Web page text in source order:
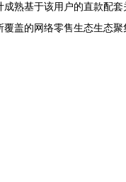
熟基于该用户的直款配
盖的网络零售生态生态